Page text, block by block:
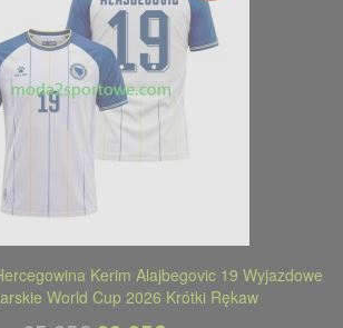
Kerim Alajbegovic 19 Wyjazdowe
World Cup 2026 Krótki Rękaw